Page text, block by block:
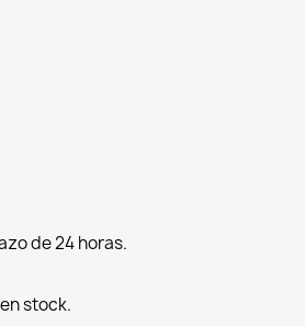
de 24 horas.
stock.